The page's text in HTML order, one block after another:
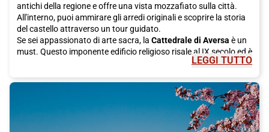
antichi della regione e offre una vista mozzafiato sulla città.
All'interno, puoi ammirare gli arredi originali e scoprire la storia
del castello attraverso un tour guidato.
Se sei appassionato di arte sacra, la Cattedrale di Aversa è un
must. Questo imponente edificio religioso risale al IX secolo ed è
famoso per i suoi affreschi e i suoi mosaici. La Cattedrale
Dopo aver visitato le principali attrazioni turistiche, è tempo di
gustare la deliziosa cucina locale. Aversa è famosa per la sua
pizza, quindi non puoi lasciarti sfuggire l'opportunità di
LEGGI TUTTO